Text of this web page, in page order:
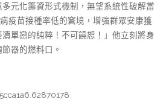
元化籌資形式機制，無望系統性破解當
疫苗接種率低的窘境，增強群眾安康獲
單戀的純粹！不可饒恕！」他立刻將身
器的燃料口。